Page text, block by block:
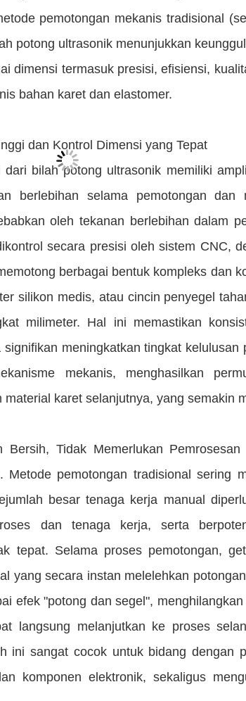
pemotongan mekanis tradisional
potong ultrasonik menunjukkan
dimensi termasuk presisi, efisiensi,
bahan karet dan elastomer.
dan Kontrol Dimensi yang Tepat
dari bilah potong ultrasonik memiliki
berlebihan selama pemotongan dan
oleh tekanan berlebihan dalam
secara presisi oleh sistem CNC,
berbagai bentuk kompleks dan
silikon medis, atau cincin penyegel
milimeter. Hal ini memastikan
meningkatkan tingkat
mekanis, menghasilkan
material karet selanjutnya, yang semakin
Bersih, Tidak Memerlukan
Metode pemotongan tradisional sering
besar tenaga kerja manual
dan tenaga kerja, serta
tepat. Selama proses pemotongan,
yang secara instan melelehkan
efek "potong dan segel",
langsung melanjutkan ke proses
ini sangat cocok untuk bidang dengan
komponen elektronik, sekaligus